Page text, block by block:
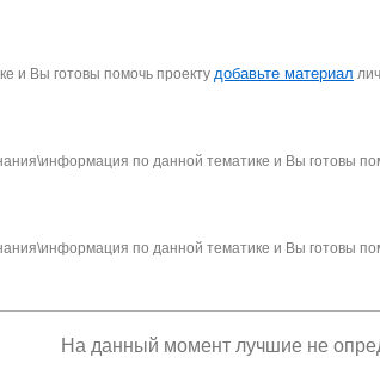
и Вы готовы помочь проекту добавьте материал
по данной тематике и Вы готовы
по данной тематике и Вы готовы
На данный момент лучшие не